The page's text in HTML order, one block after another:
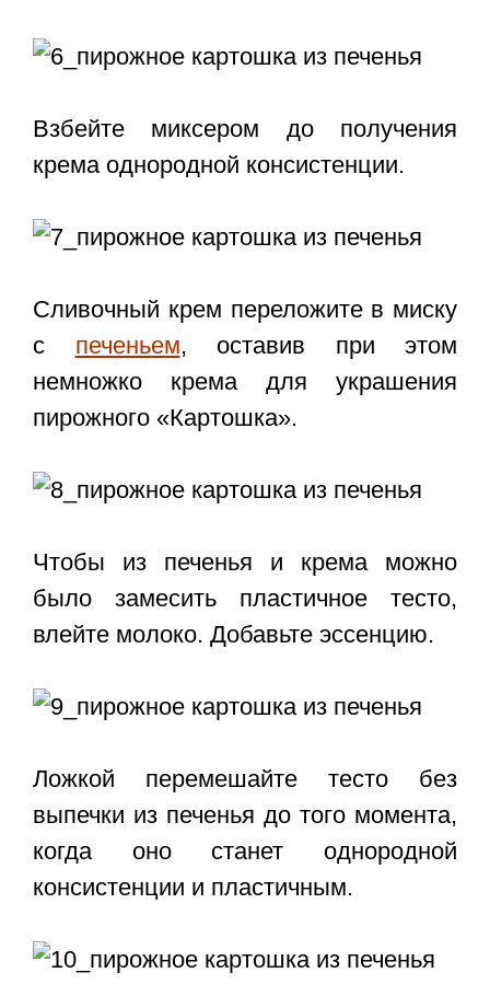
Взбейте миксером до получения
крема однородной консистенции.
Сливочный крем переложите в миску
с печеньем, оставив при этом
немножко крема для украшения
пирожного «Картошка».
Чтобы из печенья и крема можно
было замесить пластичное тесто,
влейте молоко. Добавьте эссенцию.
Ложкой перемешайте тесто без
выпечки из печенья до того момента,
когда оно станет однородной
консистенции и пластичным.